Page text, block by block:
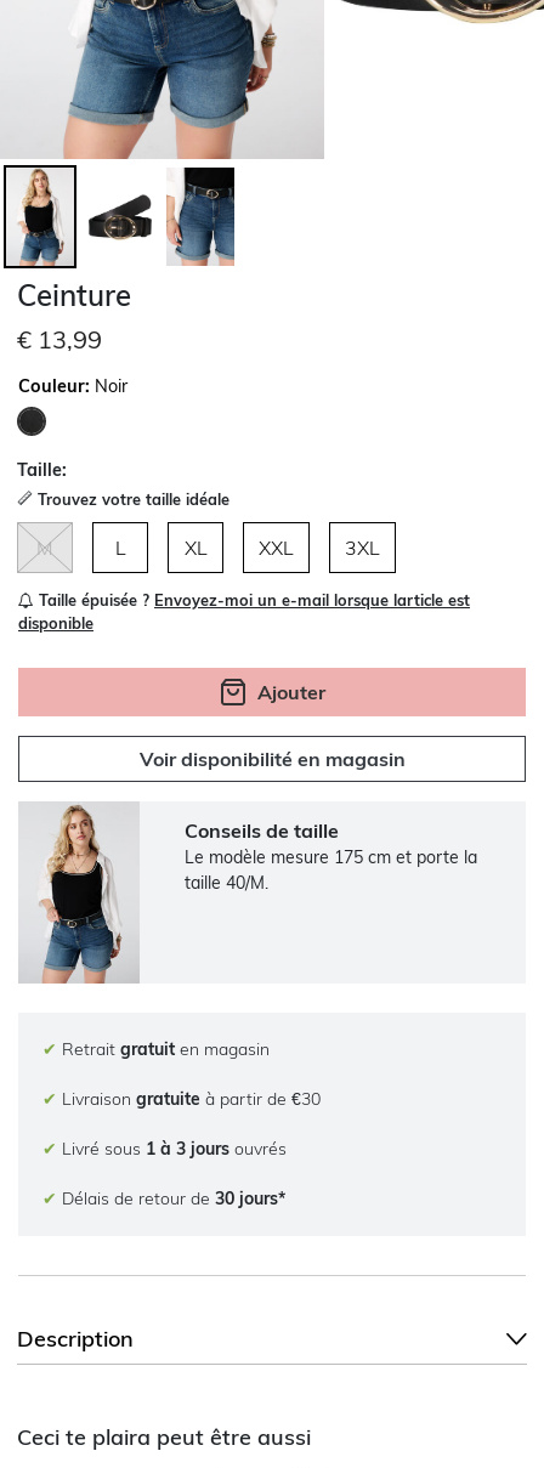
Ceinture
€ 13,99
Couleur: Noir
Taille:
Trouvez votre taille idéale
M L XL XXL 3XL
Taille épuisée ? Envoyez-moi un e-mail lorsque larticle est
disponible
Ajouter
Voir disponibilité en magasin
Conseils de taille
Le modèle mesure 175 cm et porte la
taille 40/M.
✔ Retrait gratuit en magasin
✔ Livraison gratuite à partir de €30
✔ Livré sous 1 à 3 jours ouvrés
✔ Délais de retour de 30 jours*
Description
Ceci te plaira peut être aussi